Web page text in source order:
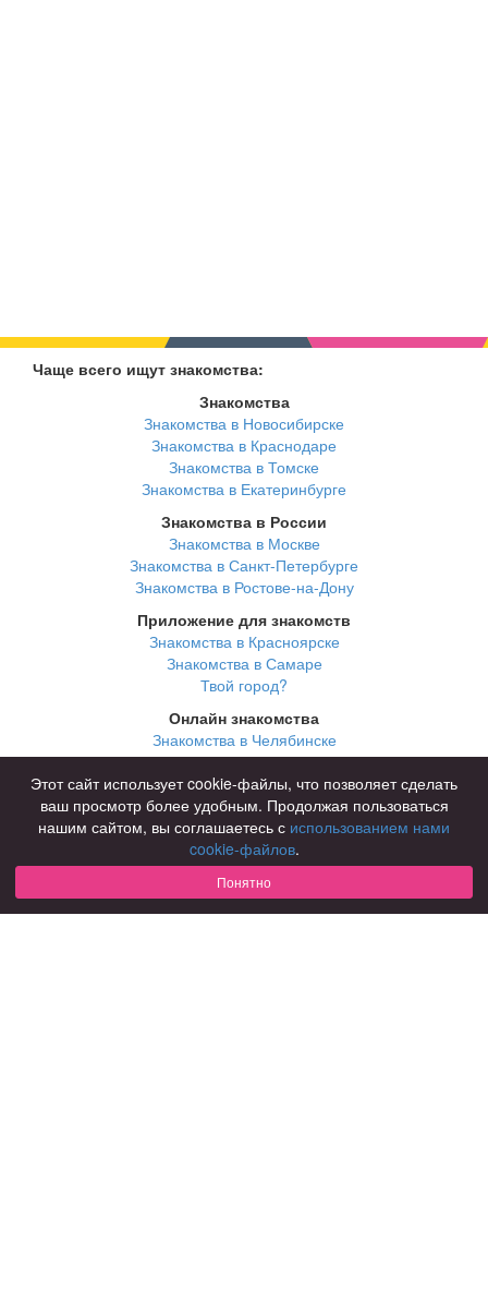
Чаще всего ищут знакомства:
Знакомства
Знакомства в Новосибирске
Знакомства в Краснодаре
Знакомства в Томске
Знакомства в Екатеринбурге
Знакомства в России
Знакомства в Москве
Знакомства в Санкт-Петербурге
Знакомства в Ростове-на-Дону
Приложение для знакомств
Знакомства в Красноярске
Знакомства в Самаре
Твой город?
Онлайн знакомства
Знакомства в Челябинске
Знакомства в Омске
Знакомства в Нижнем Новгороде
Для чего
для брака и создания семьи
для любви и с/о
для дружбы
Этот сайт использует cookie-файлы, что позволяет сделать
ваш просмотр более удобным. Продолжая пользоваться
нашим сайтом, вы соглашаетесь с использованием нами
cookie-файлов.
Понятно